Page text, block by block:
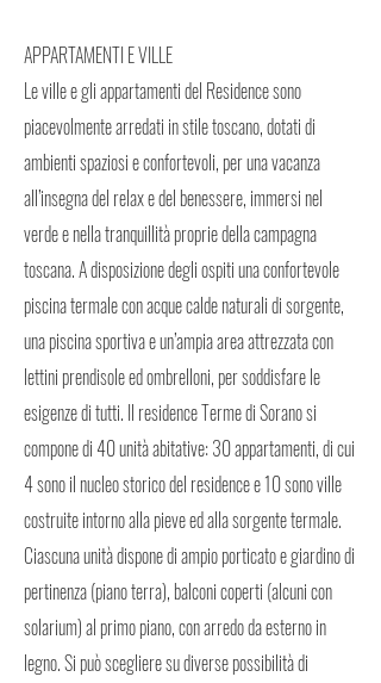
APPARTAMENTI E VILLE
Le ville e gli appartamenti del Residence sono
piacevolmente arredati in stile toscano, dotati di
ambienti spaziosi e confortevoli, per una vacanza
all’insegna del relax e del benessere, immersi nel
verde e nella tranquillità proprie della campagna
toscana. A disposizione degli ospiti una confortevole
piscina termale con acque calde naturali di sorgente,
una piscina sportiva e un’ampia area attrezzata con
lettini prendisole ed ombrelloni, per soddisfare le
esigenze di tutti. Il residence Terme di Sorano si
compone di 40 unità abitative: 30 appartamenti, di cui
4 sono il nucleo storico del residence e 10 sono ville
costruite intorno alla pieve ed alla sorgente termale.
Ciascuna unità dispone di ampio porticato e giardino di
pertinenza (piano terra), balconi coperti (alcuni con
solarium) al primo piano, con arredo da esterno in
legno. Si può scegliere su diverse possibilità di